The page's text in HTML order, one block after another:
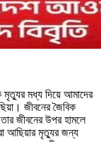
মৃত্যুর মধ্য দিয়ে আমাদের
জীবনের জৈবিক
জীবনের উপর হামলে
আছিয়ার মৃত্যুর জন্য